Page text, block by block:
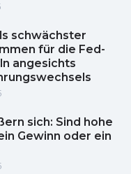
schwächster
für die Fed-
angesichts
sich: Sind hohe
Gewinn oder ein